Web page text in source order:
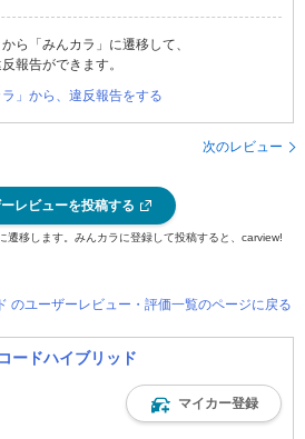
ら「みんカラ」に遷移して、
報告ができます。
ラ」から、違反報告をする
次のレビュー
レビューを投稿する
移します。みんカラに登録して投稿すると、carview!
のユーザーレビュー・評価一覧のページに戻る
ードハイブリッド
マイカー登録